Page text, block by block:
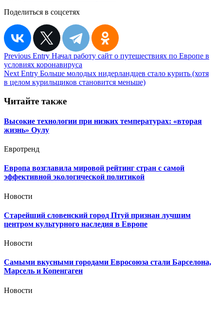
Поделиться в соцсетях
Навигация
по
записям
Previous Entry Начал работу сайт о путешествиях по Европе в
условиях коронавируса
Next Entry Больше молодых нидерландцев стало курить (хотя
в целом курильщиков становится меньше)
Читайте также
Высокие технологии при низких температурах: «вторая
жизнь» Оулу
Евротренд
Европа возглавила мировой рейтинг стран с самой
эффективной экологической политикой
Новости
Старейший словенский город Птуй признан лучшим
центром культурного наследия в Европе
Новости
Самыми вкусными городами Евросоюза стали Барселона,
Марсель и Копенгаген
Новости